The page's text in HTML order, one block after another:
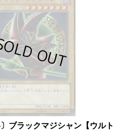
〕ブラックマジシャン【ウル